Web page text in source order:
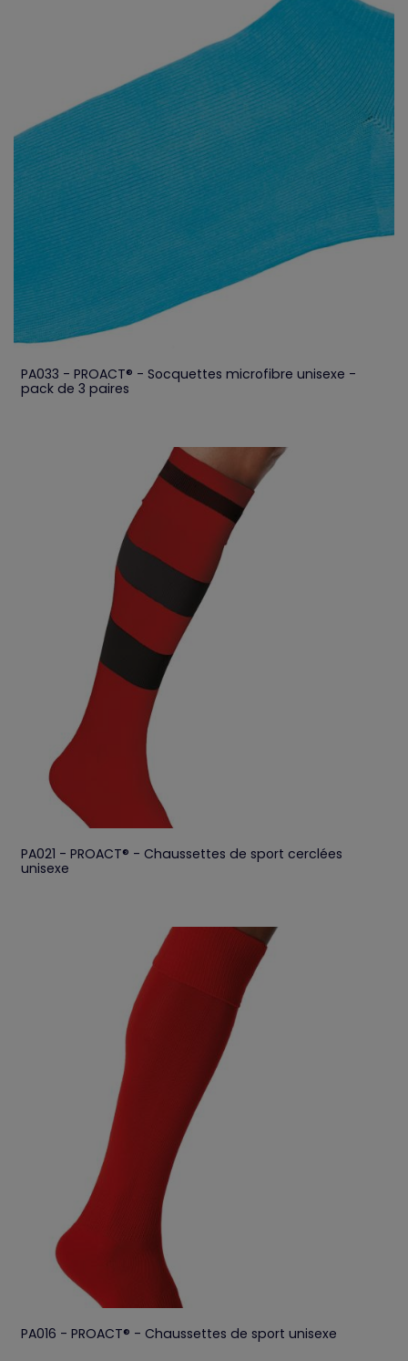
PA033 - PROACT® - Socquettes microfibre unisexe -
pack de 3 paires
PA021 - PROACT® - Chaussettes de sport cerclées
unisexe
PA016 - PROACT® - Chaussettes de sport unisexe